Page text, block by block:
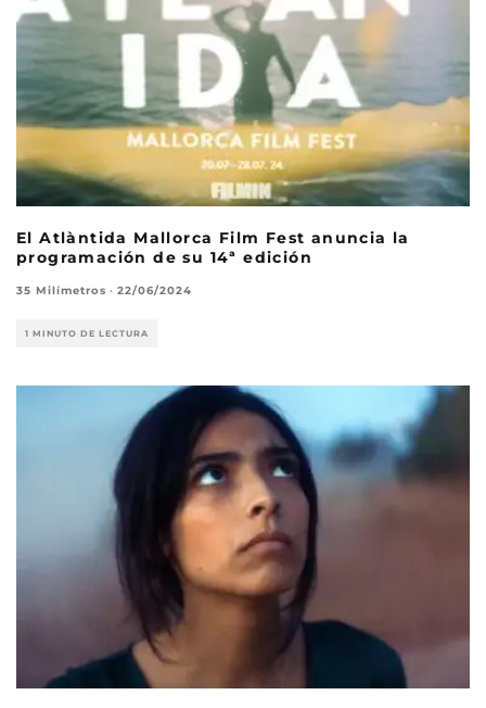
El Atlàntida Mallorca Film Fest anuncia la
programación de su 14ª edición
35 Milímetros · 22/06/2024
1 MINUTO DE LECTURA